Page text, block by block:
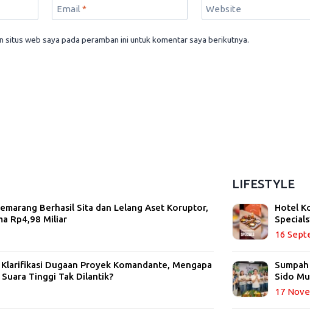
Email * Website
situs web saya pada peramban ini untuk komentar saya berikutnya.
Berhasil Sita dan Lelang Aset Koruptor,
Rp4,98 Miliar
Klarifikasi Dugaan Proyek Komandante, Mengapa
Tinggi Tak Dilantik?
LIFESTYLE
Hotel
16
Sido
17